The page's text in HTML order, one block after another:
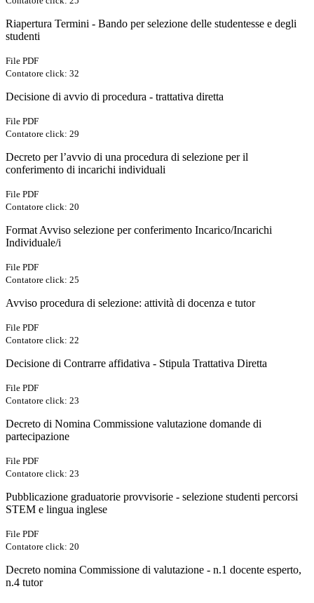
Riapertura Termini - Bando per selezione delle studentesse e degli
studenti
File PDF
Contatore click: 32
Decisione di avvio di procedura - trattativa diretta
File PDF
Contatore click: 29
Decreto per l’avvio di una procedura di selezione per il
conferimento di incarichi individuali
File PDF
Contatore click: 20
Format Avviso selezione per conferimento Incarico/Incarichi
Individuale/i
File PDF
Contatore click: 25
Avviso procedura di selezione: attività di docenza e tutor
File PDF
Contatore click: 22
Decisione di Contrarre affidativa - Stipula Trattativa Diretta
File PDF
Contatore click: 23
Decreto di Nomina Commissione valutazione domande di
partecipazione
File PDF
Contatore click: 23
Pubblicazione graduatorie provvisorie - selezione studenti percorsi
STEM e lingua inglese
File PDF
Contatore click: 20
Decreto nomina Commissione di valutazione - n.1 docente esperto,
n.4 tutor